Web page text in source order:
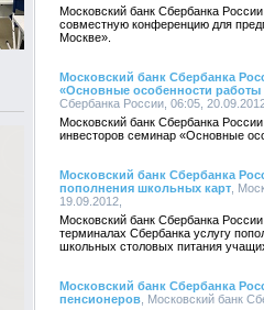
Московский банк Сбербанка
совместную конференцию для
Москве».
Московский банк Сбербанка
«Основные особенности
Сбербанка России, 06:05,
Московский банк Сбербанка
инвесторов семинар «Основные
Московский банк Сбербанка
пополнения школьных карт ,
19.09.2012,
Московский банк Сбербанка
терминалах Сбербанка услугу
школьных столовых питания
Московский банк Сбербанка
пенсионеров , Московский банк